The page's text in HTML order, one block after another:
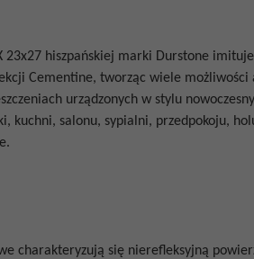
23x27 hiszpańskiej marki Durstone
Cementine, tworząc wiele możliwości
urządzonych w stylu
kuchni, salonu, sypialni, przedpokoju,
charakteryzują się nierefleksyjną